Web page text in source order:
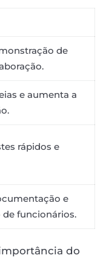
de
e aumenta a
rápidos e
e
funcionários.
do